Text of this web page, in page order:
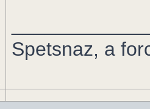
Spetsnaz, a